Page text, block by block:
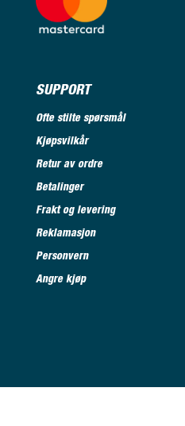
SUPPORT
Ofte stilte spørsmål
Kjøpsvilkår
Retur av ordre
Betalinger
Frakt og levering
Reklamasjon
Personvern
Angre kjøp